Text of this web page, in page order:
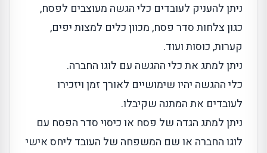
ניתן להעניק לעובדים כלי הגשה מעוצבים לפסח,
כגון צלחות סדר פסח, מכוון כלים למצות יפים,
קערות, כוסות ועוד.
ניתן למתג את כלי ההגשה עם לוגו החברה.
כלי ההגשה יהיו שימושיים לאורך זמן ויזכירו
לעובדים את המתנה שקיבלו.
ניתן למתג הגדה של פסח או כיסוי סדר הפסח עם
לוגו החברה או שם המשפחה של העובד ליחס אישי